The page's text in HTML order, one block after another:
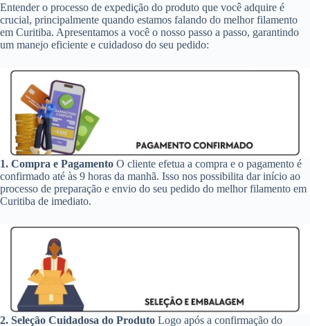
Entender o processo de expedição do produto que você adquire é
crucial, principalmente quando estamos falando do melhor filamento
em Curitiba. Apresentamos a você o nosso passo a passo, garantindo
um manejo eficiente e cuidadoso do seu pedido:
1. Compra e Pagamento O cliente efetua a compra e o pagamento é
confirmado até às 9 horas da manhã. Isso nos possibilita dar início ao
processo de preparação e envio do seu pedido do melhor filamento em
Curitiba de imediato.
2. Seleção Cuidadosa do Produto Logo após a confirmação do